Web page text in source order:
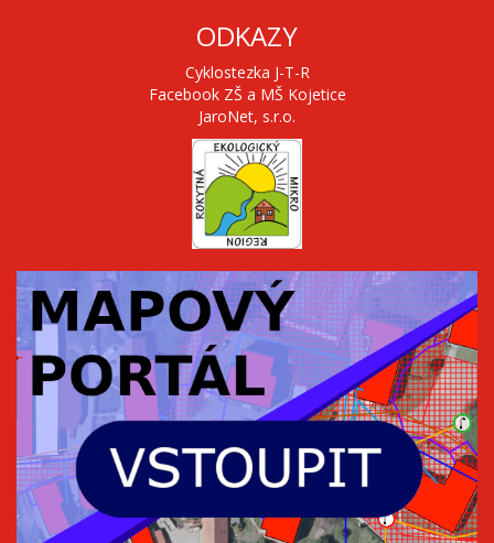
ODKAZY
Cyklostezka J-T-R
Facebook ZŠ a MŠ Kojetice
JaroNet, s.r.o.